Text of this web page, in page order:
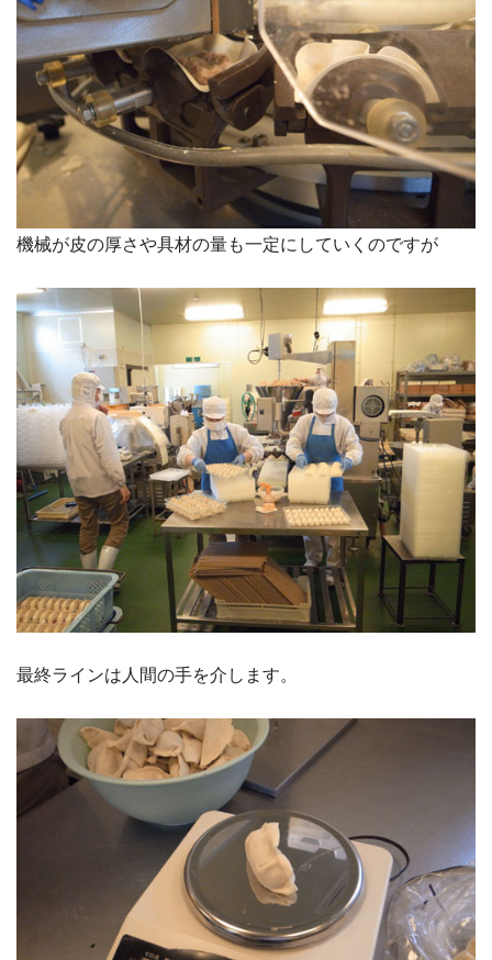
機械が皮の厚さや具材の量も一定にしていくのですが
最終ラインは人間の手を介します。